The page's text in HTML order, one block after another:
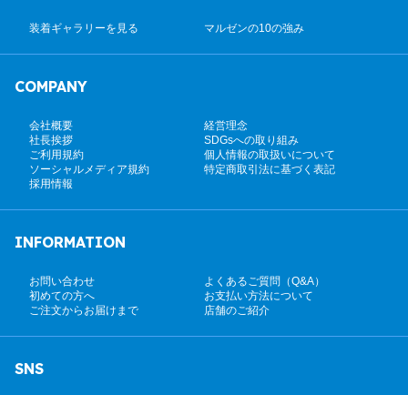
装着ギャラリーを見る マルゼンの10の強み
COMPANY
会社概要
経営理念
社長挨拶
SDGsへの取り組み
ご利用規約
個人情報の取扱いについて
ソーシャルメディア規約
特定商取引法に基づく表記
採用情報
INFORMATION
お問い合わせ
よくあるご質問（Q&A）
初めての方へ
お支払い方法について
ご注文からお届けまで
店舗のご紹介
SNS